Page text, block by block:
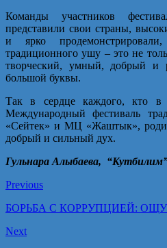
Команды участников
представили свои страны,
и ярко
традиционного ушу – это не
творческий, умный, добрый и
большой буквы.
Так в сердце каждого, кто
Международный фестиваль
«Сейтек» и МЦ «Жаштык»,
добрый и сильный дух.
Гульнара Алыбаева,
Previous
БОРЬБА С КОРРУПЦИЕЙ:
Next